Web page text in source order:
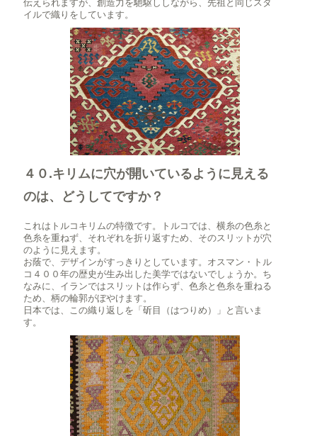
伝えられますが、創造力を馳駆ししながら、先祖と同じスタ
イルで織りをしています。
４０.キリムに穴が開いているように見える
のは、どうしてですか？
これはトルコキリムの特徴です。トルコでは、横糸の色糸と
色糸を重ねず、それぞれを折り返すため、そのスリットが穴
のように見えます。
お蔭で、デザインがすっきりとしています。オスマン・トル
コ４００年の歴史が生み出した美学ではないでしょうか。ち
なみに、イランではスリットは作らず、色糸と色糸を重ねる
ため、柄の輪郭がぼやけます。
日本では、この織り返しを「斫目（はつりめ）」と言いま
す。